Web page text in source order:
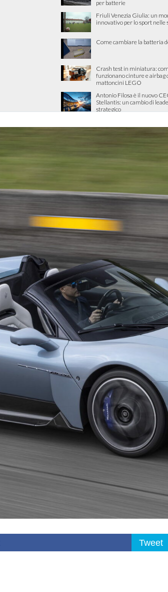
per batterie
Friuli Venezia Giulia: un
innovativo per lo sport nelle
Come cambiare la batteria
Crash test in miniatura:
funzionano cinture e airbag
mattoncini LEGO
Antonio Filosa è il nuovo
Stellantis: un cambio di
strategico
Tweet